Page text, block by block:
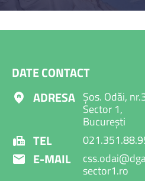
DATE CONTACT
ADRESA Șos. Odăi,
Sector 1,
București
TEL
E-MAIL
sector1.ro